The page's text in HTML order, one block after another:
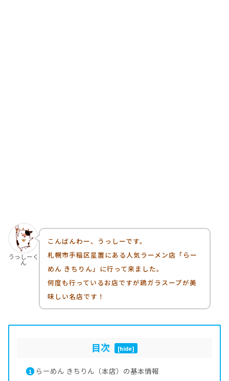
うっしーく
ん
こんばんわー、うっしーです。
札幌市手稲区星置にある人気ラーメン店「らー
めん きちりん」に行って来ました。
何度も行っているお店ですが鶏ガラスープが美
味しい名店です！
目次 [hide]
1 らーめん きちりん（本店）の基本情報